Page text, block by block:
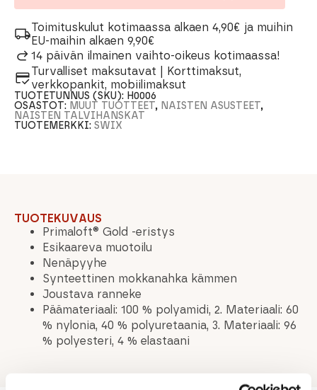
Toimituskulut kotimaassa alkaen 4,90€ ja muihin
EU-maihin alkaen 9,90€
14 päivän ilmainen vaihto-oikeus kotimaassa!
Turvalliset maksutavat | Korttimaksut,
verkkopankit, mobiilimaksut
TUOTETUNNUS (SKU): H0006
OSASTOT: MUUT TUOTTEET, NAISTEN ASUSTEET,
NAISTEN TALVIHANSKAT
TUOTEMERKKI:SWIX
TUOTEKUVAUS
Primaloft® Gold -eristys
Esikaareva muotoilu
Nenäpyyhe
Synteettinen mokkanahka kämmen
Joustava ranneke
Päämateriaali: 100 % polyamidi, 2. Materiaali: 60
% nylonia, 40 % polyuretaania, 3. Materiaali: 96
% polyesteri, 4 % elastaani